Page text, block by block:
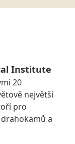
Institute
20
největší
pro
a